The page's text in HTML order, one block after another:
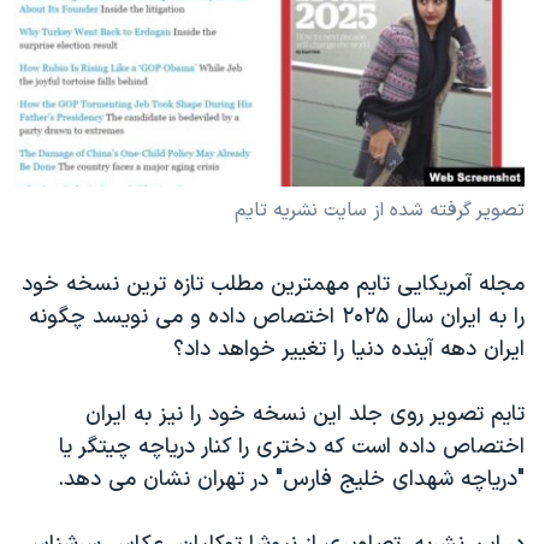
فرهنگ و زندگی
حقوق شهروندی
اقتصادی
علم و فناوری
اسرائیل در جنگ
آرشیو پخش زنده
مستندها
انتخابات ریاست جمهوری آمریکا ۲۰۲۴
حمله جمهوری اسلامی به اسرائیل
رمز مهسا
ورزش زنان در ایران
مجموعه مستندهای دادخواهی
تریبونال مردمی آبان ۹۸
چهل سال گروگان‌گیری
قانون شفافیت دارائی کادر رهبری ایران
اعتراضات مردمی آبان ۹۸
دنبال کنید
زبانهای مختلف
تصویر گرفته شده از سایت نشریه تایم
مجله آمریکایی تایم مهمترین مطلب تازه ترین نسخه خود
را به ایران سال ۲۰۲۵ اختصاص داده و می نویسد چگونه
ایران دهه آینده دنیا را تغییر خواهد داد؟
تایم تصویر روی جلد این نسخه خود را نیز به ایران
اختصاص داده است که دختری را کنار دریاچه چیتگر یا
"دریاچه شهدای خلیج فارس" در تهران نشان می دهد.